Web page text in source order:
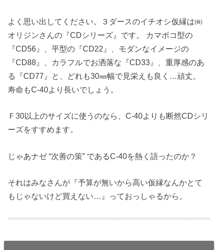
よく思い出してください。３ダースのイチオシ仮縁は㈱
オリジンさんの『CDシリーズ』です。 カマボコ型の
『CD56』、平型の『CD22』、モダンなイメージの
『CD88』、カラフルでお洒落な『CD33』、重厚感のあ
る『CD77』と、どれも30㎜幅で見栄えも良く…頑丈。
寿命もC‐40より長いでしょう。
Ｆ30以上のサイズに使うのなら、C‐40よりも断然CDシリ
ーズをすすめます。
じゃあナゼ “次善の策” であるC‐40を熱く語ったのか？
それはみなさんが『予算が無いから高い仮縁なんかとて
もじゃないけど買えない…』っておっしゃるから。